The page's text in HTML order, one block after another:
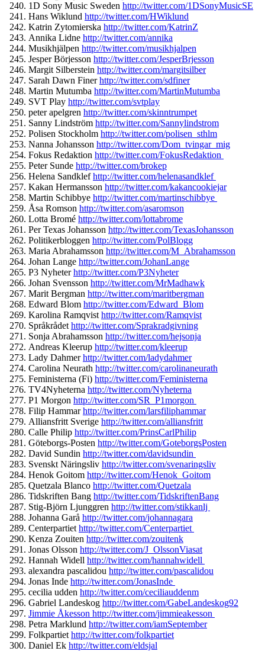
1D Sony Music Sweden http://twitter.com/1DSonyMusicSE
Hans Wiklund http://twitter.com/HWiklund
Katrin Zytomierska http://twitter.com/KatrinZ
Annika Lidne http://twitter.com/annika
Musikhjälpen http://twitter.com/musikhjalpen
Jesper Börjesson http://twitter.com/JesperBrjesson
Margit Silberstein http://twitter.com/margitsilber
Sarah Dawn Finerhttp://twitter.com/sdfiner
Martin Mutumba http://twitter.com/MartinMutumba
SVT Play http://twitter.com/svtplay
peter apelgren http://twitter.com/skinntrumpet
Sanny Lindström http://twitter.com/Sannylindstrom
Polisen Stockholm http://twitter.com/polisen_sthlm
Nanna Johansson http://twitter.com/Dom_tvingar_mig
Fokus Redaktion http://twitter.com/FokusRedaktion
Peter Sunde http://twitter.com/brokep
Helena Sandklefhttp://twitter.com/helenasandklef
Kakan Hermansson http://twitter.com/kakancookiejar
Martin Schibbye http://twitter.com/martinschibbye
Åsa Romson http://twitter.com/asaromson
Lotta Bromé http://twitter.com/lottabrome
Per Texas Johansson http://twitter.com/TexasJohansson
Politikerbloggen http://twitter.com/PolBlogg
Maria Abrahamsson http://twitter.com/M_Abrahamsson
Johan Lange http://twitter.com/JohanLange
P3 Nyheterhttp://twitter.com/P3Nyheter
Johan Svensson http://twitter.com/MrMadhawk
Marit Bergman http://twitter.com/maritbergman
Edward Blom http://twitter.com/Edward_Blom
Karolina Ramqvist http://twitter.com/Ramqvist
Språkrådet http://twitter.com/Sprakradgivning
Sonja Abrahamsson http://twitter.com/hejsonja
Andreas Kleerup http://twitter.com/kleerup
Lady Dahmerhttp://twitter.com/ladydahmer
Carolina Neurath http://twitter.com/carolinaneurath
Feministerna (Fi) http://twitter.com/Feministerna
TV4Nyheterna http://twitter.com/Nyheterna
P1 Morgon http://twitter.com/SR_ P1morgon
Filip Hammarhttp://twitter.com/larsfiliphammar
Alliansfritt Sverige http://twitter.com/alliansfritt
Calle Philip http://twitter.com/PrinsCarlPhilip
Göteborgs-Posten http://twitter.com/GoteborgsPosten
David Sundin http://twitter.com/davidsundin
Svenskt Näringsliv http://twitter.com/svenaringsliv
Henok Goitom http://twitter.com/Henok_Goitom
Quetzala Blanco http://twitter.com/Quetzala
Tidskriften Bang http://twitter.com/TidskriftenBang
Stig-Björn Ljunggren http://twitter.com/stikkanlj
Johanna Garå http://twitter.com/johannagara
Centerpartiet http://twitter.com/Centerpartiet
Kenza Zouiten http://twitter.com/zouitenk
Jonas Olsson http://twitter.com/J_ OlssonViasat
Hannah Widell http://twitter.com/hannahwidell
alexandra pascalidou http://twitter.com/pascalidou
Jonas Inde http://twitter.com/JonasInde
cecilia udden http://twitter.com/ceciliauddenm
Gabriel Landeskog http://twitter.com/GabeLandeskog92
Jimmie Åkesson http://twitter.com/jimmieakesson
Petra Marklund http://twitter.com/iamSeptember
Folkpartiet http://twitter.com/folkpartiet
Daniel Ek http://twitter.com/eldsjal